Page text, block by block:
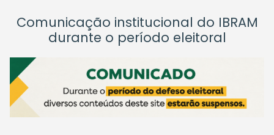
Comunicação institucional do IBRAM
durante o período eleitoral